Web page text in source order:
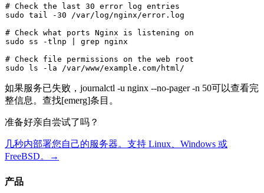
# Check the last 30 error log entries
sudo tail -30 /var/log/nginx/error.log
# Check what ports Nginx is listening on
sudo ss -tlnp | grep nginx
# Check file permissions on the web root
sudo
ls
如果服务已失败， journalctl -u nginx --no-pager -n 50可以查看完
整信息。查找[emerg]条目。
准备好亲自尝试了吗？
几秒内部署您自己的服务器。支持 Linux、Windows 或
FreeBSD。
→
产品